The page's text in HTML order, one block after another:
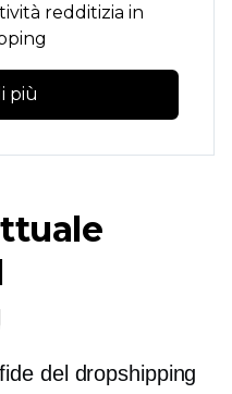
redditizia in
più
del dropshipping